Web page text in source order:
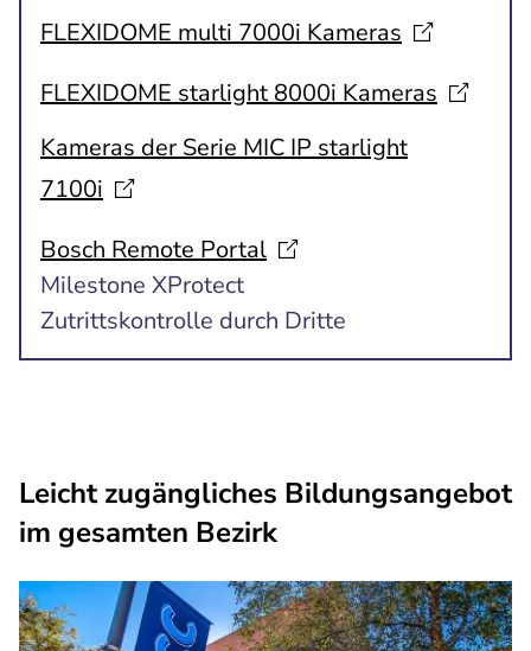
FLEXIDOME multi 7000i Kameras
FLEXIDOME starlight 8000i Kameras
Kameras der Serie MIC IP starlight
7100i
Bosch Remote Portal
Milestone XProtect
Zutrittskontrolle durch Dritte
Leicht zugängliches Bildungsangebot
im gesamten Bezirk